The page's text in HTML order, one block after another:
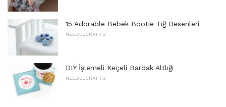
15 Adorable Bebek Bootie Tığ Desenleri
NEEDLECRAFTS
DIY İşlemeli Keçeli Bardak Altlığı
NEEDLECRAFTS